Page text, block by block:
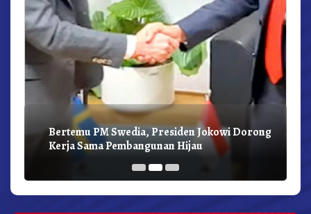
Bertemu PM Swedia, Presiden Jokowi Dorong
Kerja Sama Pembangunan Hijau